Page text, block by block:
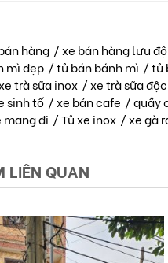
hàng /xe bán hàng lưu
mì đẹp /tủ bán bánh mì /tủ
trà sữa inox /xe trà sữa
sinh tố /xe bán cafe /quầy
mang đi /Tủ xe inox /xe gà
LIÊN QUAN